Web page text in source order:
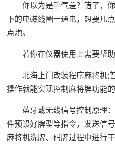
你以为是手气差？错了，
下的电磁线圈一通电，想要几
点炮。
若你在仪器使用上需要帮
北海上门改装程序麻将机;
操作就能实现控制麻将牌功能的
蓝牙或无线信号控制原理
件预设好牌型等指令，发送信
麻将机洗牌、码牌过程中进行